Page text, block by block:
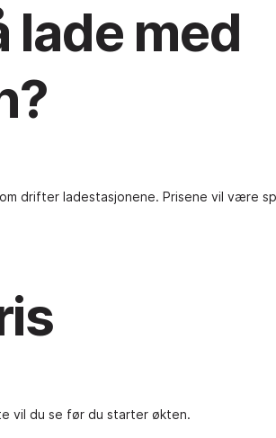
lade med
drifter ladestasjonene. Prisene vil være
vil du se før du starter økten.